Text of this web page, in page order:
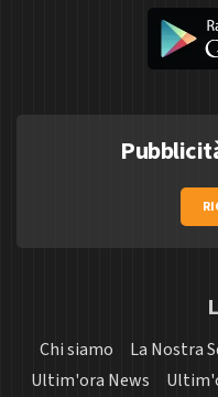
Chi siamo La Nostra
Ultim'ora News